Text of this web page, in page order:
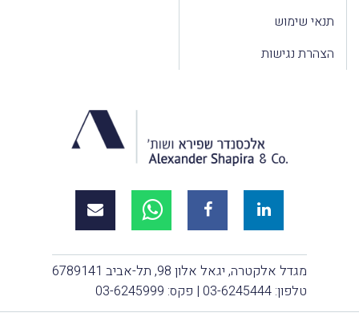
תנאי שימוש
הצהרת נגישות
מגדל אלקטרה, יגאל אלון 98, תל-אביב 6789141
טלפון: 03-6245444 | פקס: 03-6245999